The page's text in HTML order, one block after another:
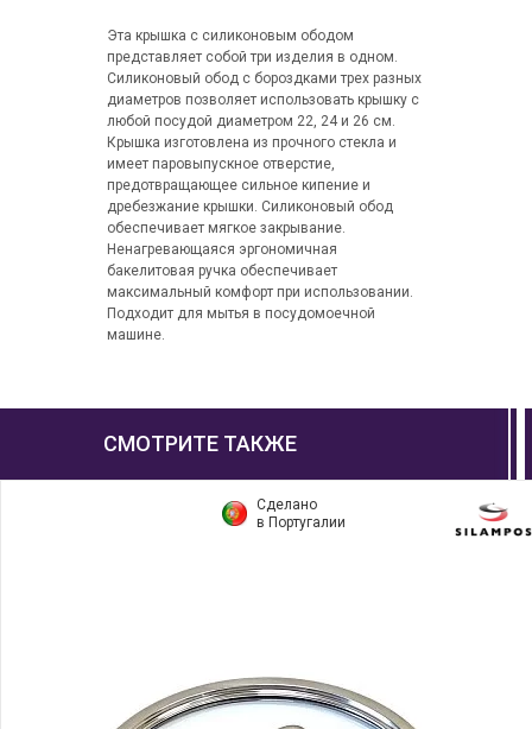
Эта крышка с силиконовым ободом
представляет собой три изделия в одном.
Силиконовый обод с бороздками трех разных
диаметров позволяет использовать крышку с
любой посудой диаметром 22, 24 и 26 см.
Крышка изготовлена из прочного стекла и
имеет паровыпускное отверстие,
предотвращающее сильное кипение и
дребезжание крышки. Силиконовый обод
обеспечивает мягкое закрывание.
Ненагревающаяся эргономичная
бакелитовая ручка обеспечивает
максимальный комфорт при использовании.
Подходит для мытья в посудомоечной
машине.
СМОТРИТЕ ТАКЖЕ
Сделано
в Португалии